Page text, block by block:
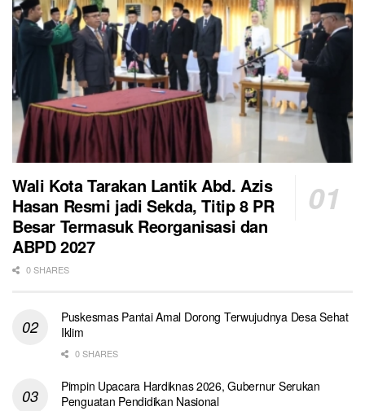
Wali Kota Tarakan Lantik Abd. Azis
Hasan Resmi jadi Sekda, Titip 8 PR
Besar Termasuk Reorganisasi dan
ABPD 2027
0 SHARES
Puskesmas Pantai Amal Dorong Terwujudnya Desa Sehat
Iklim
0 SHARES
Pimpin Upacara Hardiknas 2026, Gubernur Serukan
Penguatan Pendidikan Nasional